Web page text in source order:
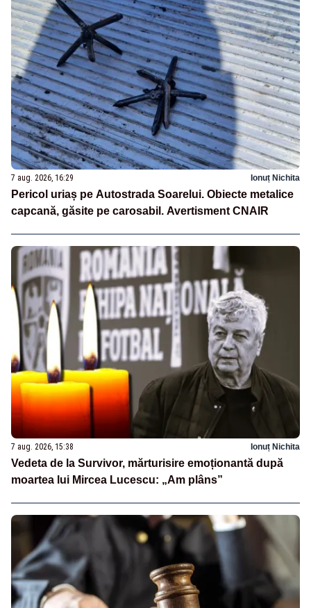
7 aug. 2026, 16:29 Ionuț Nichita
Pericol uriaș pe Autostrada Soarelui. Obiecte metalice
capcană, găsite pe carosabil. Avertisment CNAIR
7 aug. 2026, 15:38 Ionuț Nichita
Vedeta de la Survivor, mărturisire emoționantă după
moartea lui Mircea Lucescu: „Am plâns”